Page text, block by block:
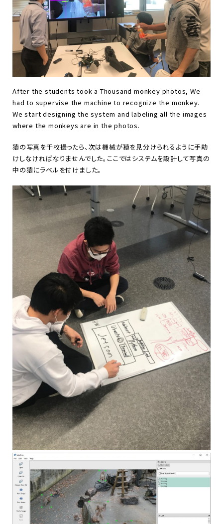
After the students took a Thousand monkey photos, We
had to supervise the machine to recognize the monkey.
We start designing the system and labeling all the images
where the monkeys are in the photos.
猿の写真を千枚撮ったら、次は機械が猿を見分けられるように手助
けしなければなりませんでした。ここではシステムを設計して写真の
中の猿にラベルを付けました。